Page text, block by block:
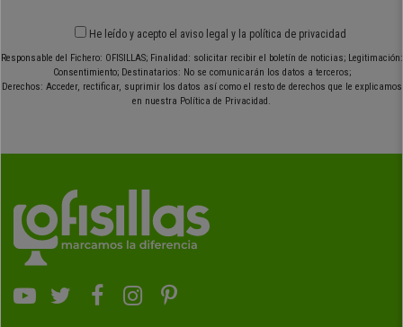
He leído y acepto el aviso legal y la política de privacidad
Responsable del Fichero: OFISILLAS; Finalidad: solicitar recibir el boletín de noticias; Legitimación:
Consentimiento; Destinatarios: No se comunicarán los datos a terceros;
Derechos: Acceder, rectificar, suprimir los datos así como el resto de derechos que le explicamos
en nuestra Política de Privacidad.